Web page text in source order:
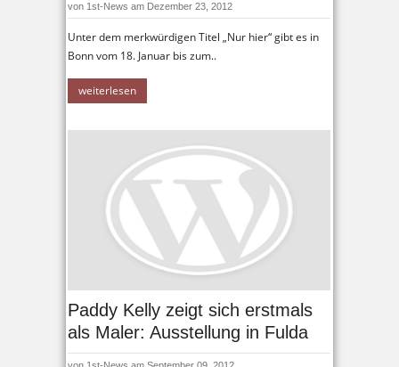
von 1st-News am Dezember 23, 2012
Unter dem merkwürdigen Titel „Nur hier“ gibt es in
Bonn vom 18. Januar bis zum..
weiterlesen
Paddy Kelly zeigt sich erstmals
als Maler: Ausstellung in Fulda